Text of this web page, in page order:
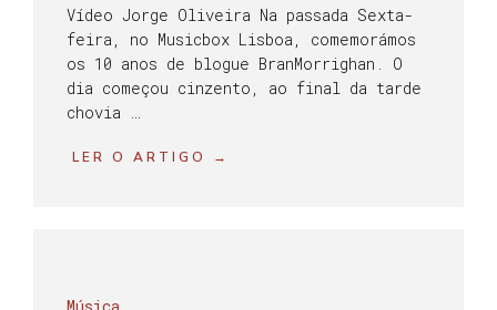
Vídeo Jorge Oliveira Na passada Sexta-
feira, no Musicbox Lisboa, comemorámos
os 10 anos de blogue BranMorrighan. O
dia começou cinzento, ao final da tarde
chovia …
LER O ARTIGO →